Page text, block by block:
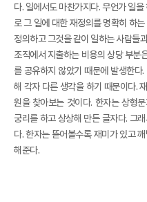
다. 일에서도 마찬가지다. 무언가 일
로 그 일에 대한 재정의를 명확히 하
정의하고 그것을 같이 일하는 사람들
조직에서 지출하는 비용의 상당 부분
를 공유하지 않았기 때문에 발생한다
해 각자 다른 생각을 하기 때문이다.
원을 찾아보는 것이다. 한자는 상형
궁리를 하고 상상해 만든 글자다. 그
다. 한자는 뜯어볼수록 재미가 있고
해준다.